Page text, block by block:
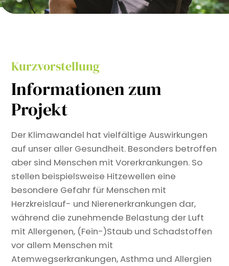
Kurzvorstellung
Informationen zum
Projekt
Der Klimawandel hat vielfältige Auswirkungen
auf unser aller Gesundheit. Besonders betroffen
aber sind Menschen mit Vorerkrankungen. So
stellen beispielsweise Hitzewellen eine
besondere Gefahr für Menschen mit
Herzkreislauf- und Nierenerkrankungen dar,
während die zunehmende Belastung der Luft
mit Allergenen, (Fein-)Staub und Schadstoffen
vor allem Menschen mit
Atemwegserkrankungen, Asthma und Allergien